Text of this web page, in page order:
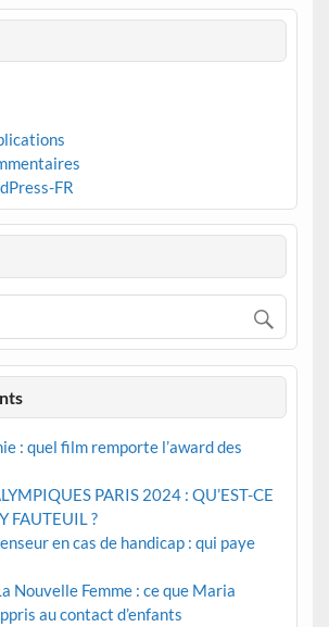
FR
: quel film remporte l’award des
PARIS 2024 : QU’EST-CE
FAUTEUIL ?
en cas de handicap : qui paye
Nouvelle Femme : ce que Maria
au contact d’enfants